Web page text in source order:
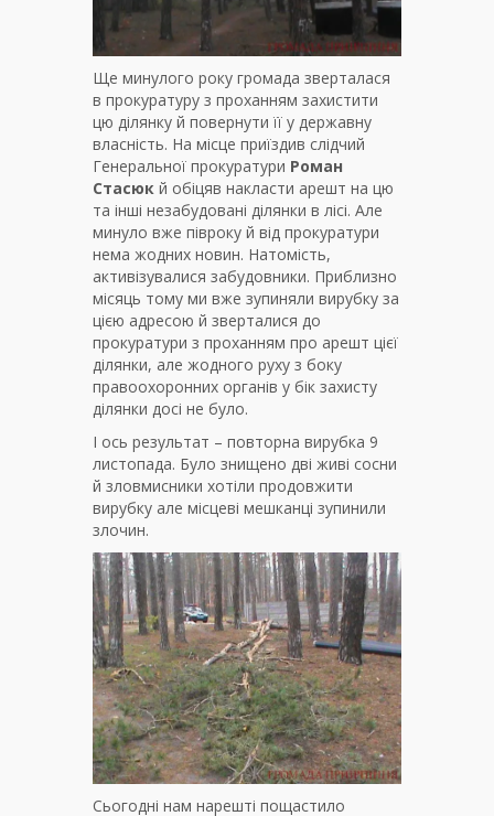
Ще минулого року громада зверталася
в прокуратуру з проханням захистити
цю ділянку й повернути її у державну
власність. На місце приїздив слідчий
Генеральної прокуратури Роман
Стасюк й обіцяв накласти арешт на цю
та інші незабудовані ділянки в лісі. Але
минуло вже півроку й від прокуратури
нема жодних новин. Натомість,
активізувалися забудовники. Приблизно
місяць тому ми вже зупиняли вирубку за
цією адресою й зверталися до
прокуратури з проханням про арешт цієї
ділянки, але жодного руху з боку
правоохоронних органів у бік захисту
ділянки досі не було.
І ось результат – повторна вирубка 9
листопада. Було знищено дві живі сосни
й зловмисники хотіли продовжити
вирубку але місцеві мешканці зупинили
злочин.
Сьогодні нам нарешті пощастило